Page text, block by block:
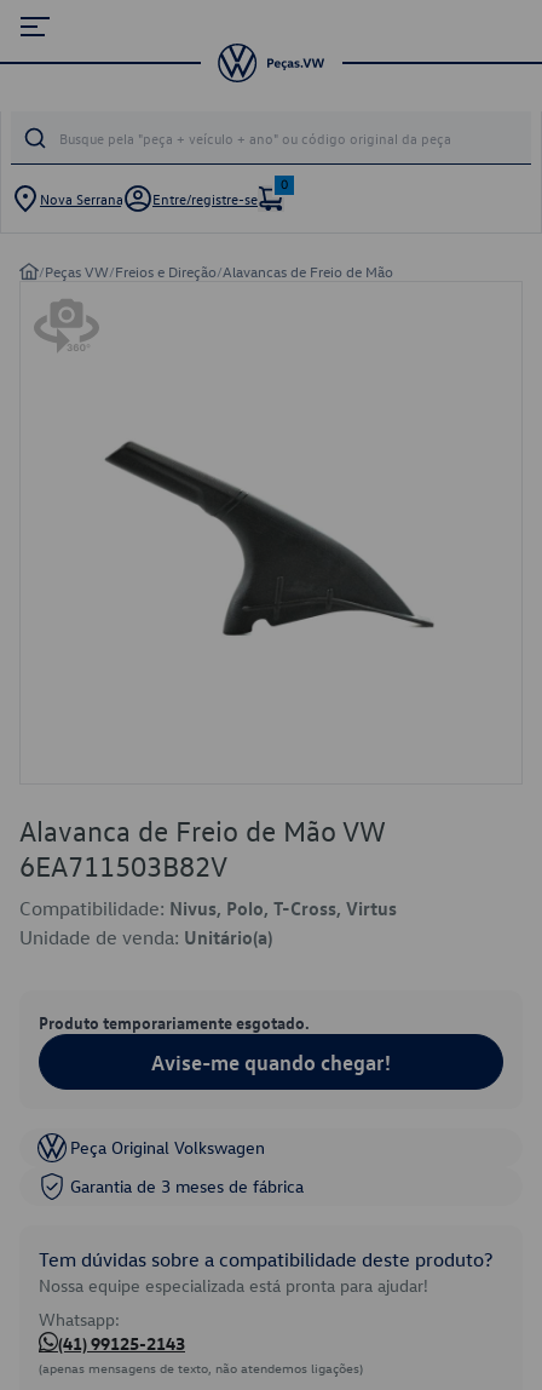
Nova Serrana Entre/registre-se
0
/Peças VW/Freios e Direção/Alavancas de Freio de Mão
Alavanca de Freio de Mão VW
6EA711503B82V
Compatibilidade: Nivus, Polo, T-Cross, Virtus
Unidade de venda: Unitário(a)
Produto temporariamente esgotado.
Avise-me quando chegar!
Peça Original Volkswagen
Garantia de 3 meses de fábrica
Tem dúvidas sobre a compatibilidade deste produto?
Nossa equipe especializada está pronta para ajudar!
Whatsapp:
(41) 99125-2143
(apenas mensagens de texto, não atendemos ligações)